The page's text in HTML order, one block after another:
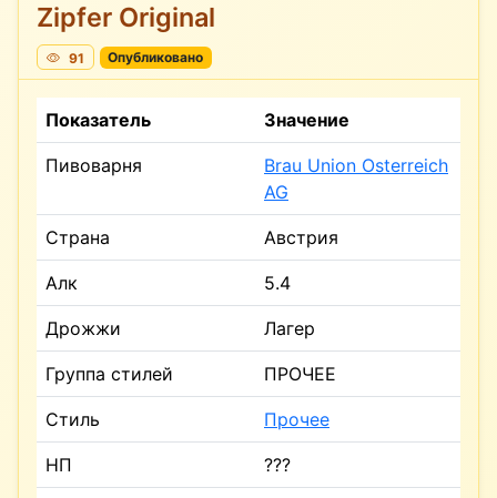
Zipfer Original
91 Опубликовано
Показатель Значение
Пивоварня
Brau Union Osterreich
AG
Страна Австрия
Алк 5.4
Дрожжи Лагер
Группа стилей ПРОЧЕЕ
Стиль Прочее
НП ???